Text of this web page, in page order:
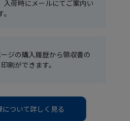
入荷時にメールにてご案内い
ジの購入履歴から領収書の
刷ができます。
について詳しく見る